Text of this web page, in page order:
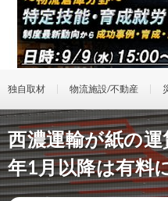
独自取材 物流施設/不動産
西濃運輸が紙の
年1月以降は有料